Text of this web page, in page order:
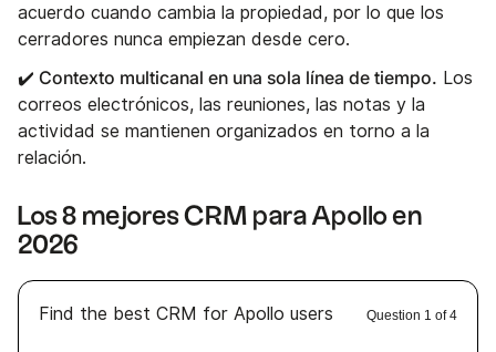
acuerdo cuando cambia la propiedad, por lo que los
cerradores nunca empiezan desde cero.
✔️ Contexto multicanal en una sola línea de tiempo. Los
correos electrónicos, las reuniones, las notas y la
actividad se mantienen organizados en torno a la
relación.
Los 8 mejores CRM para Apollo en
2026
Find the best CRM for Apollo users Question 1 of 4